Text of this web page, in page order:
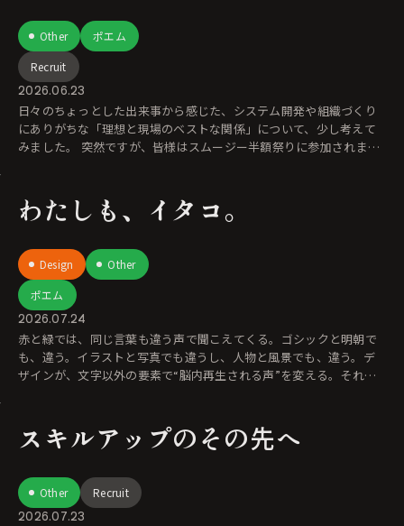
Other
ポエム
Recruit
2026.06.23
日々のちょっとした出来事から感じた、システム開発や組織づくり
にありがちな「理想と現場のベストな関係」について、少し考えて
みました。 突然ですが、皆様はスムージー半額祭りに参加されまし
わたしも、イタコ。
Design
Other
ポエム
2026.07.24
赤と緑では、同じ言葉も違う声で聞こえてくる。ゴシックと明朝で
も、違う。イラストと写真でも違うし、人物と風景でも、違う。デ
ザインが、文字以外の要素で“脳内再生される声”を変える。それが
スキルアップのその先へ
Other Recruit
2026.07.23